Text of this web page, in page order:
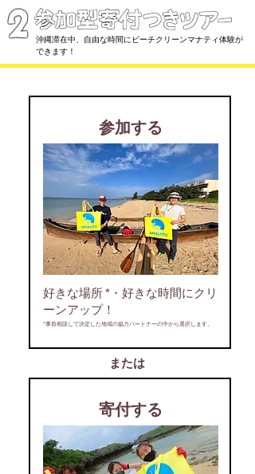
2
沖縄滞在中、自由な時間にビーチクリーンマナティ体験が
できます！
​参加する
好きな場所*・​好きな時間にクリ
ーンアップ！
*事前相談して決定した地域の協力パートナーの中から選択します。
寄付する
または